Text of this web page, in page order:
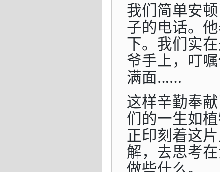
我们简单安
子的电话。
下。我们实
爷手上，叮
满面……
这样辛勤奉
们的一生如
正印刻着这
解，去思考
做些什么。